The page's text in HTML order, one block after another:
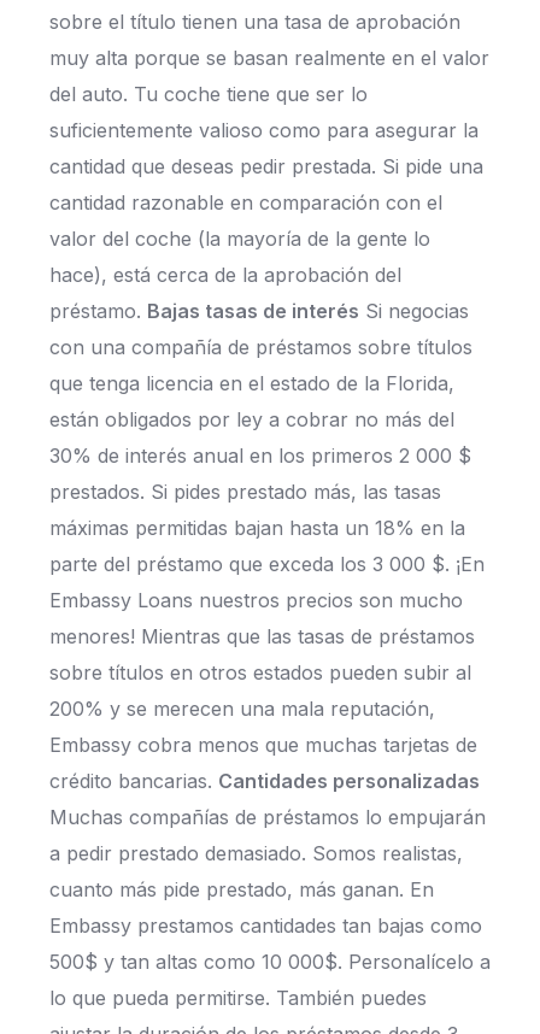
sobre el título tienen una tasa de aprobación
muy alta porque se basan realmente en el valor
del auto. Tu coche tiene que ser lo
suficientemente valioso como para asegurar la
cantidad que deseas pedir prestada. Si pide una
cantidad razonable en comparación con el
valor del coche (la mayoría de la gente lo
hace), está cerca de la aprobación del
préstamo. Bajas tasas de interés Si negocias
con una compañía de préstamos sobre títulos
que tenga licencia en el estado de la Florida,
están obligados por ley a cobrar no más del
30% de interés anual en los primeros 2 000 $
prestados. Si pides prestado más, las tasas
máximas permitidas bajan hasta un 18% en la
parte del préstamo que exceda los 3 000 $. ¡En
Embassy Loans nuestros precios son mucho
menores! Mientras que las tasas de préstamos
sobre títulos en otros estados pueden subir al
200% y se merecen una mala reputación,
Embassy cobra menos que muchas tarjetas de
crédito bancarias. Cantidades personalizadas
Muchas compañías de préstamos lo empujarán
a pedir prestado demasiado. Somos realistas,
cuanto más pide prestado, más ganan. En
Embassy prestamos cantidades tan bajas como
500$ y tan altas como 10 000$. Personalícelo a
lo que pueda permitirse. También puedes